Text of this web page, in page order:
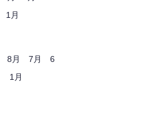
1月
8月 7月
6
1月